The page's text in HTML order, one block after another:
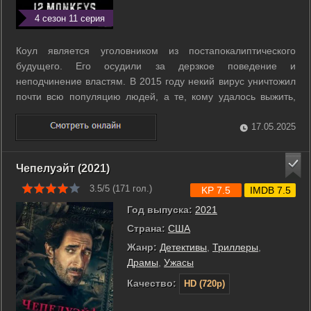
4 сезон 11 серия
Коул является уголовником из постапокалиптического
будущего. Его осудили за дерзкое поведение и
неподчинение властям. В 2015 году некий вирус уничтожил
почти всю популяцию людей, а те, кому удалось выжить,
укрылись под землей. В то время ученые уже изобрели
технологию путешествия во времени, и Коул стал «морской
свинкой», на которой эту технологию ...
17.05.2025
Чепелуэйт (2021)
3.5/5 (171 гол.)
Год выпуска: 2021
Страна: США
Жанр: Детективы Триллеры
Драмы Ужасы
Качество:
HD (720p)
KP 7.5 IMDB 7.5